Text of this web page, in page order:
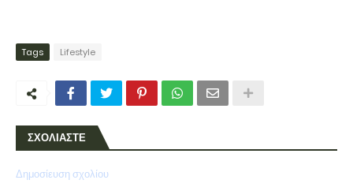
Tags Lifestyle
ΣΧΟΛΙΑΣΤΕ
Δημοσίευση σχολίου